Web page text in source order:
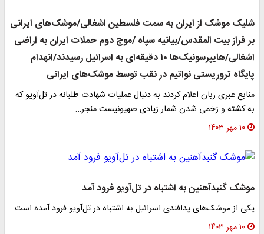
شلیک موشک از ایران به سمت فلسطین اشغالی/موشک‌های ایرانی
بر فراز بیت المقدس/بیانیه سپاه /موج دوم حملات ایران به اراضی
اشغالی/هایپرسونیک‌ها ۱۰ دقیقه‌ای به اسرائیل رسیدند/انهدام
پایگاه تروریستی نواتیم در نقب توسط موشک‌های ایرانی
منابع عبری زبان اعلام کردند به دنبال عملیات شهادت طلبانه در تل‌آویو که
به کشته و زخمی شدن شمار زیادی صهیونیست منجر…
۱۰ مهر ۱۴۰۳
موشک گنبدآهنین به اشتباه در تل‌آویو فرود آمد
یکی از موشک‌های پدافندی اسرائیل به اشتباه در تل‌آویو فرود آمده است
۱۰ مهر ۱۴۰۳